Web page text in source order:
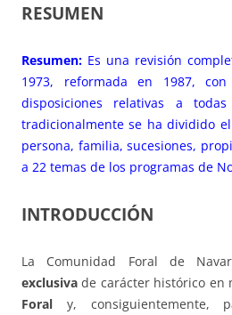
RESUMEN
Resumen: Es una revisión
1973, reformada en 1987,
disposiciones relativas a
tradicionalmente se ha dividido
persona, familia, sucesiones,
a 22 temas de los programas de
INTRODUCCIÓN
La Comunidad Foral de
exclusiva de carácter histórico en
Foral y, consiguientemente,